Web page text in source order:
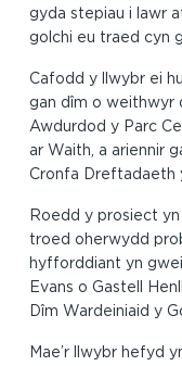
gyda stepiau i lawr
golchi eu traed cyn
Cafodd y llwybr ei
gan dîm o weithwyr
Awdurdod y Parc
ar Waith, a ariennir
Cronfa Dreftadaeth
Roedd y prosiect
troed oherwydd
hyfforddiant yn
Evans o Gastell
Dîm Wardeiniaid y
Mae’r llwybr hefyd